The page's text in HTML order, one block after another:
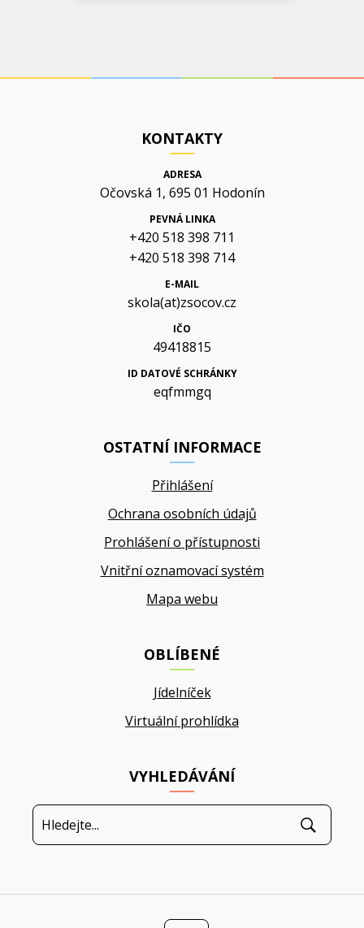
KONTAKTY
ADRESA
Očovská 1, 695 01 Hodonín
PEVNÁ LINKA
+420 518 398 711
+420 518 398 714
E-MAIL
skola(at)zsocov.cz
IČO
49418815
ID DATOVÉ SCHRÁNKY
eqfmmgq
OSTATNÍ INFORMACE
Přihlášení
Ochrana osobních údajů
Prohlášení o přístupnosti
Vnitřní oznamovací systém
Mapa webu
OBLÍBENÉ
Jídelníček
Virtuální prohlídka
VYHLEDÁVÁNÍ